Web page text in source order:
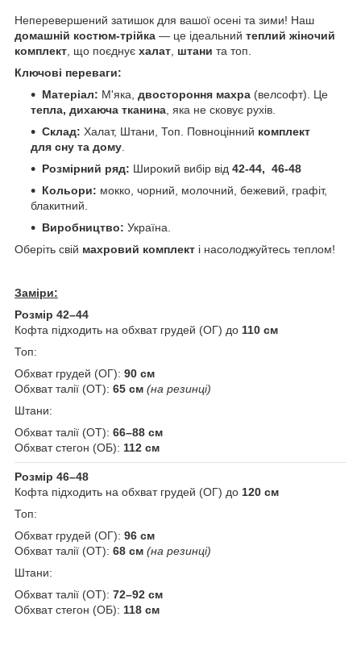
Неперевершений затишок для вашої осені та зими! Наш
домашній костюм-трійка — це ідеальний теплий жіночий
комплект, що поєднує халат, штани та топ.
Ключові переваги:
Матеріал: М'яка, двостороння махра (велсофт). Це
тепла, дихаюча тканина, яка не сковує рухів.
Склад: Халат, Штани, Топ. Повноцінний комплект
для сну та дому.
Розмірний ряд: Широкий вибір від 42-44, 46-48
Кольори: мокко, чорний, молочний, бежевий, графіт,
блакитний.
Виробництво: Україна.
Оберіть свій махровий комплект і насолоджуйтесь теплом!
Заміри:
Розмір 42–44
Кофта підходить на обхват грудей (ОГ) до 110 см
Топ:
Обхват грудей (ОГ): 90 см
Обхват талії (ОТ): 65 см (на резинці)
Штани:
Обхват талії (ОТ): 66–88 см
Обхват стегон (ОБ): 112 см
Розмір 46–48
Кофта підходить на обхват грудей (ОГ) до 120 см
Топ:
Обхват грудей (ОГ): 96 см
Обхват талії (ОТ): 68 см (на резинці)
Штани:
Обхват талії (ОТ): 72–92 см
Обхват стегон (ОБ): 118 см